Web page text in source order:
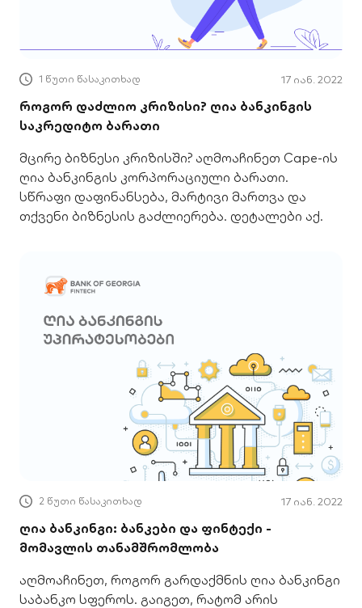
1 წუთი წასაკითხად 17 იან. 2022
როგორ დაძლიო კრიზისი? ღია ბანკინგის
საკრედიტო ბარათი
მცირე ბიზნესი კრიზისში? აღმოაჩინეთ Cape-ის
ღია ბანკინგის კორპორაციული ბარათი.
სწრაფი დაფინანსება, მარტივი მართვა და
თქვენი ბიზნესის გაძლიერება. დეტალები აქ.
2 წუთი წასაკითხად 17 იან. 2022
ღია ბანკინგი: ბანკები და ფინტექი -
მომავლის თანამშრომლობა
აღმოაჩინეთ, როგორ გარდაქმნის ღია ბანკინგი
საბანკო სფეროს. გაიგეთ, რატომ არის